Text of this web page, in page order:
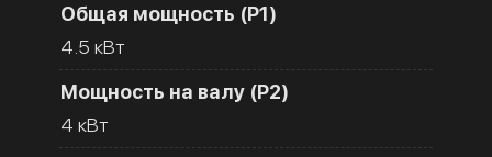
Общая мощность (Р1)
4.5 кВт
Мощность на валу (Р2)
4 кВт